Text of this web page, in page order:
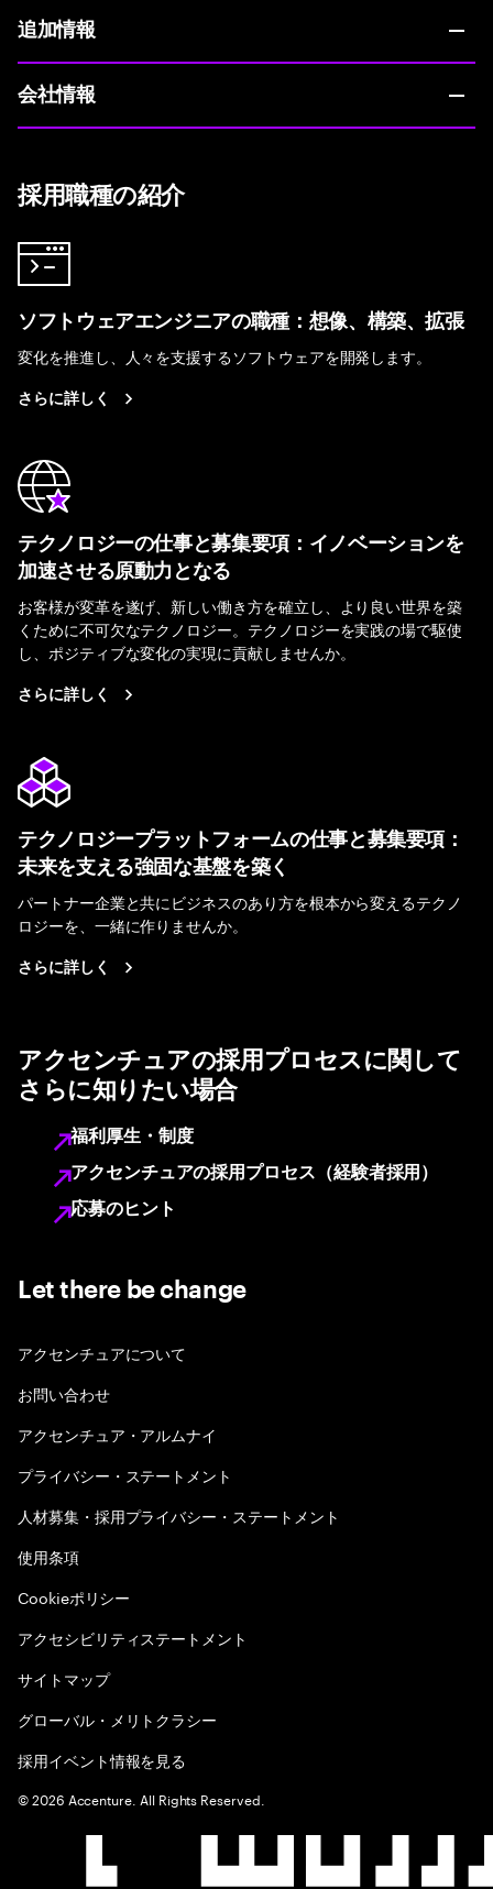
追加情報
会社情報
採用職種の紹介
ソフトウェアエンジニアの職種：想像、構築、拡張
変化を推進し、人々を支援するソフトウェアを開発します。
さらに詳しく
テクノロジーの仕事と募集要項：イノベーションを
加速させる原動力となる
お客様が変革を遂げ、新しい働き方を確立し、より良い世界を築
くために不可欠なテクノロジー。テクノロジーを実践の場で駆使
し、ポジティブな変化の実現に貢献しませんか。
さらに詳しく
テクノロジープラットフォームの仕事と募集要項：
未来を支える強固な基盤を築く
パートナー企業と共にビジネスのあり方を根本から変えるテクノ
ロジーを、一緒に作りませんか。
さらに詳しく
アクセンチュアの採用プロセスに関して
さらに知りたい場合
福利厚生・制度
アクセンチュアの採用プロセス（経験者採用）
応募のヒント
Let there be change
アクセンチュアについて
お問い合わせ
アクセンチュア・アルムナイ
プライバシー・ステートメント
人材募集・採用プライバシー・ステートメント
使用条項
Cookieポリシー
アクセシビリティステートメント
サイトマップ
グローバル・メリトクラシー
採用イベント情報を見る
©2026 Accenture. All Rights Reserved.